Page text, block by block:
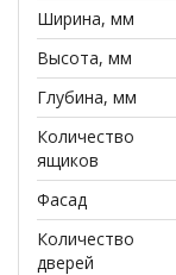
Ширина, мм
Высота, мм
Глубина, мм
Количество
ящиков
Фасад
Количество
дверей